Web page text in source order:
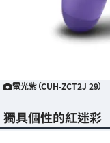
電光紫（CUH-ZCT2J 29）
獨具個性的紅迷彩